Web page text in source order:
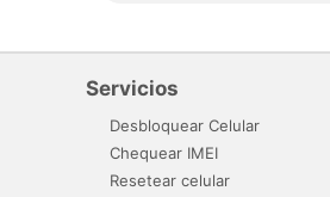
Servicios
Desbloquear Celular
Chequear IMEI
Resetear celular